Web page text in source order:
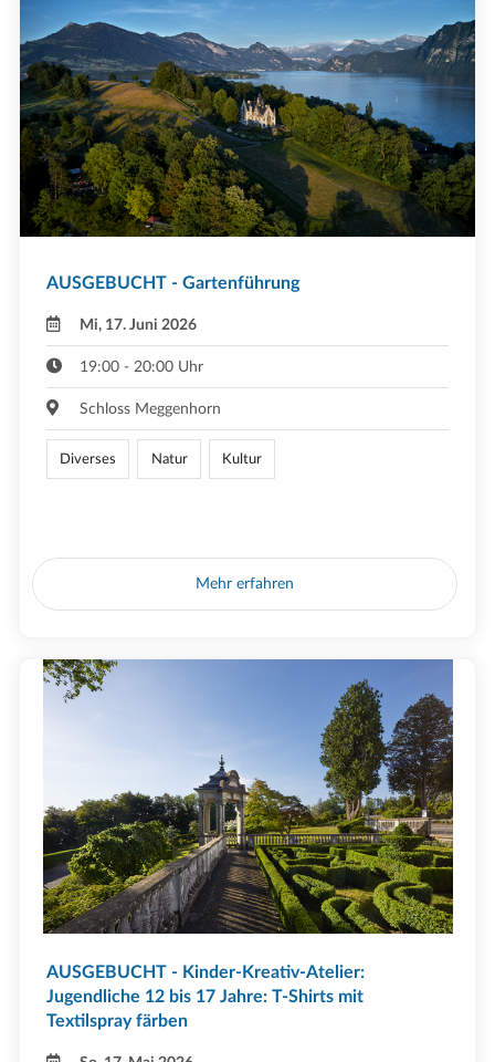
AUSGEBUCHT - Gartenführung
Mi, 17. Juni 2026
19:00 - 20:00 Uhr
Schloss Meggenhorn
Diverses Natur Kultur
Mehr erfahren
AUSGEBUCHT - Kinder-Kreativ-Atelier:
Jugendliche 12 bis 17 Jahre: T-Shirts mit
Textilspray färben